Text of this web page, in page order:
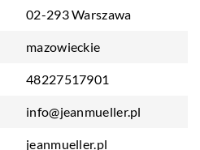
02-293 Warszawa
mazowieckie
48227517901
info@jeanmueller.pl
jeanmueller.pl